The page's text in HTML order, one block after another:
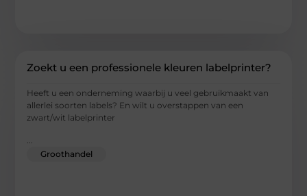
Zoekt u een professionele kleuren labelprinter?
Heeft u een onderneming waarbij u veel gebruikmaakt van
allerlei soorten labels? En wilt u overstappen van een
zwart/wit labelprinter
Groothandel